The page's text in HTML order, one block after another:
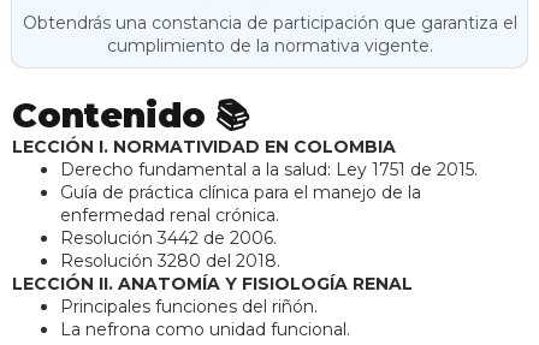
Obtendrás una constancia de participación que garantiza el
cumplimiento de la normativa vigente.
Contenido 📚
LECCIÓN I. NORMATIVIDAD EN COLOMBIA
Derecho fundamental a la salud: Ley 1751 de 2015.
Guía de práctica clínica para el manejo de la
enfermedad renal crónica.
Resolución 3442 de 2006.
Resolución 3280 del 2018.
LECCIÓN II. ANATOMÍA Y FISIOLOGÍA RENAL
Principales funciones del riñón.
La nefrona como unidad funcional.